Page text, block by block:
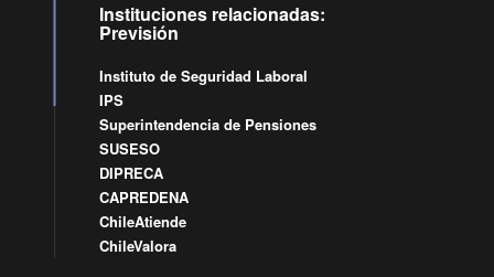
Instituciones relacionadas:
Previsión
Instituto de Seguridad Laboral
IPS
Superintendencia de Pensiones
SUSESO
DIPRECA
CAPREDENA
ChileAtiende
ChileValora